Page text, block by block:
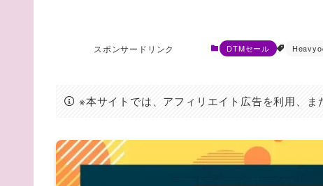
スポンサードリンク DTMセール
※本サイトでは、アフィリエイト広告を利用、ま